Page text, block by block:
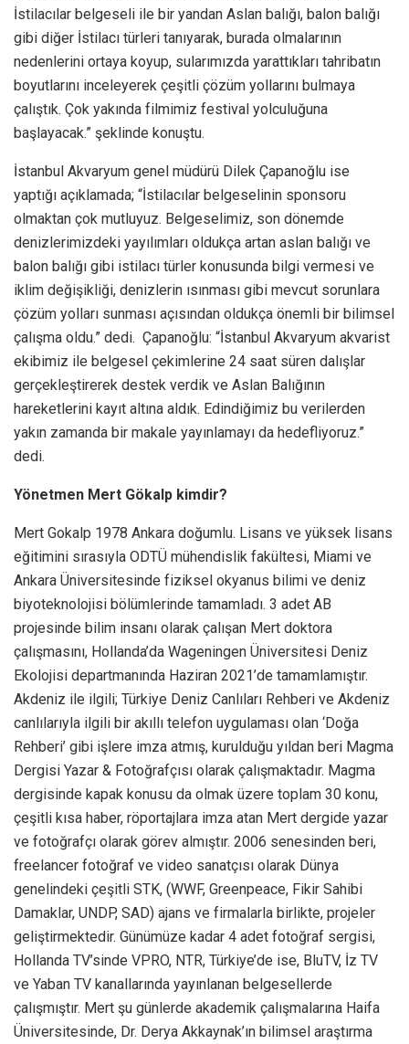
İstilacılar belgeseli ile bir yandan Aslan balığı, balon balığı
gibi diğer İstilacı türleri tanıyarak, burada olmalarının
nedenlerini ortaya koyup, sularımızda yarattıkları tahribatın
boyutlarını inceleyerek çeşitli çözüm yollarını bulmaya
çalıştık. Çok yakında filmimiz festival yolculuğuna
başlayacak.” şeklinde konuştu.
İstanbul Akvaryum genel müdürü Dilek Çapanoğlu ise
yaptığı açıklamada; “İstilacılar belgeselinin sponsoru
olmaktan çok mutluyuz. Belgeselimiz, son dönemde
denizlerimizdeki yayılımları oldukça artan aslan balığı ve
balon balığı gibi istilacı türler konusunda bilgi vermesi ve
iklim değişikliği, denizlerin ısınması gibi mevcut sorunlara
çözüm yolları sunması açısından oldukça önemli bir bilimsel
çalışma oldu.” dedi. Çapanoğlu: “İstanbul Akvaryum akvarist
ekibimiz ile belgesel çekimlerine 24 saat süren dalışlar
gerçekleştirerek destek verdik ve Aslan Balığının
hareketlerini kayıt altına aldık. Edindiğimiz bu verilerden
yakın zamanda bir makale yayınlamayı da hedefliyoruz.”
dedi.
Yönetmen Mert Gökalp kimdir?
Mert Gokalp 1978 Ankara doğumlu. Lisans ve yüksek lisans
eğitimini sırasıyla ODTÜ mühendislik fakültesi, Miami ve
Ankara Üniversitesinde fiziksel okyanus bilimi ve deniz
biyoteknolojisi bölümlerinde tamamladı. 3 adet AB
projesinde bilim insanı olarak çalışan Mert doktora
çalışmasını, Hollanda’da Wageningen Üniversitesi Deniz
Ekolojisi departmanında Haziran 2021’de tamamlamıştır.
Akdeniz ile ilgili; Türkiye Deniz Canlıları Rehberi ve Akdeniz
canlılarıyla ilgili bir akıllı telefon uygulaması olan ‘Doğa
Rehberi’ gibi işlere imza atmış, kurulduğu yıldan beri Magma
Dergisi Yazar & Fotoğrafçısı olarak çalışmaktadır. Magma
dergisinde kapak konusu da olmak üzere toplam 30 konu,
çeşitli kısa haber, röportajlara imza atan Mert dergide yazar
ve fotoğrafçı olarak görev almıştır. 2006 senesinden beri,
freelancer fotoğraf ve video sanatçısı olarak Dünya
genelindeki çeşitli STK, (WWF, Greenpeace, Fikir Sahibi
Damaklar, UNDP, SAD) ajans ve firmalarla birlikte, projeler
geliştirmektedir. Günümüze kadar 4 adet fotoğraf sergisi,
Hollanda TV’sinde VPRO, NTR, Türkiye’de ise, BluTV, İz TV
ve Yaban TV kanallarında yayınlanan belgesellerde
çalışmıştır. Mert şu günlerde akademik çalışmalarına Haifa
Üniversitesinde, Dr. Derya Akkaynak’ın bilimsel araştırma